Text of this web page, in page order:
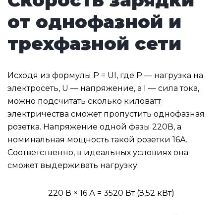
от однофазной и
трехфазной сети
Исходя из формулы P = UI, где P — нагрузка на
электросеть, U — напряжение, а I — сила тока,
можно подсчитать сколько киловатт
электричества сможет пропустить однофазная
розетка. Напряжение одной фазы 220В, а
номинальная мощность такой розетки 16А.
Соответственно, в идеальных условиях она
сможет выдерживать нагрузку:
220 В × 16 А = 3520 Вт (З,52 кВт)